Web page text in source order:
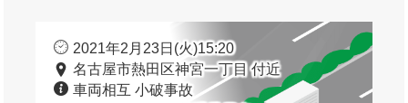
2021年2月23日(火)15:20
名古屋市熱田区神宮一丁目 付近
車両相互 小破事故